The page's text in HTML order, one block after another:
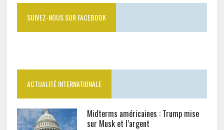
SUIVEZ-NOUS SUR FACEBOOK
ACTUALITÉ INTERNATIONALE
Midterms américaines : Trump mise
sur Musk et l’argent